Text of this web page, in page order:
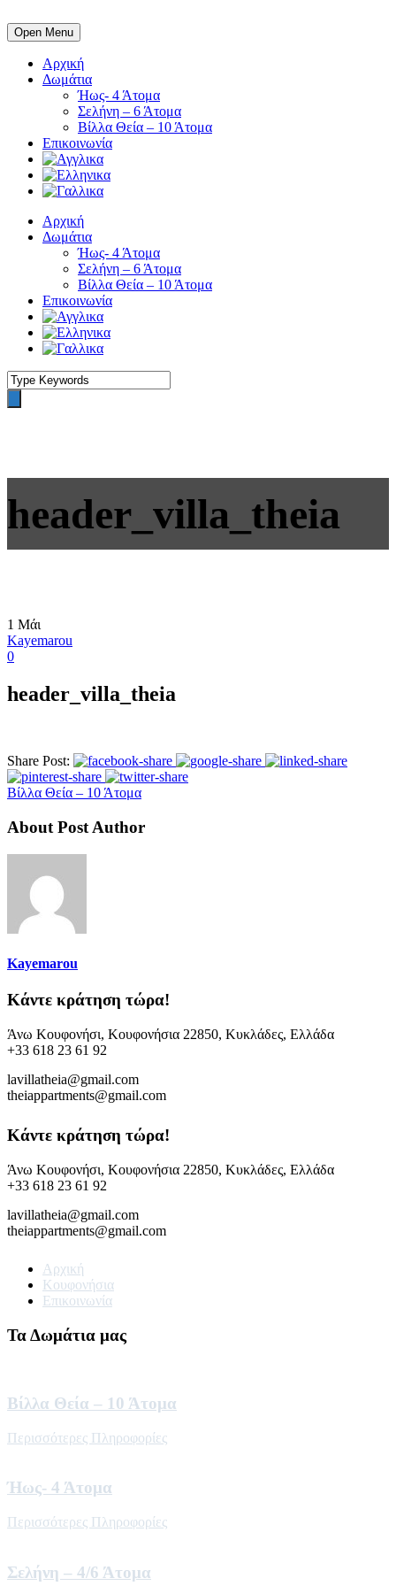
Open Menu
Αρχική
Δωμάτια
Ήως- 4 Άτομα
Σελήνη – 6 Άτομα
Βίλλα Θεία – 10 Άτομα
Επικοινωνία
Αρχική
Δωμάτια
Ήως- 4 Άτομα
Σελήνη – 6 Άτομα
Βίλλα Θεία – 10 Άτομα
Επικοινωνία
header_villa_theia
1 Μάι
Kayemarou
0
header_villa_theia
Share Post:
Βίλλα Θεία – 10 Άτομα
About Post Author
Kayemarou
Κάντε κράτηση τώρα!
Άνω Κουφονήσι, Κουφονήσια 22850, Κυκλάδες, Ελλάδα
+33 618 23 61 92
lavillatheia@gmail.com
theiappartments@gmail.com
Κάντε κράτηση τώρα!
Άνω Κουφονήσι, Κουφονήσια 22850, Κυκλάδες, Ελλάδα
+33 618 23 61 92
lavillatheia@gmail.com
theiappartments@gmail.com
Αρχική
Κουφονήσια
Επικοινωνία
Τα Δωμάτια μας
Βίλλα Θεία – 10 Άτομα
Περισσότερες Πληροφορίες
Ήως- 4 Άτομα
Περισσότερες Πληροφορίες
Σελήνη – 4/6 Άτομα